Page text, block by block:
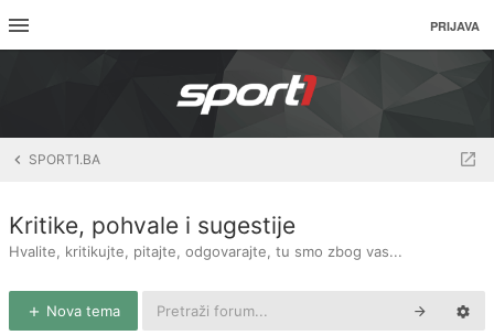
PRIJAVA
SPORT1.BA
Kritike, pohvale i sugestije
Hvalite, kritikujte, pitajte, odgovarajte, tu smo zbog vas...
Nova tema